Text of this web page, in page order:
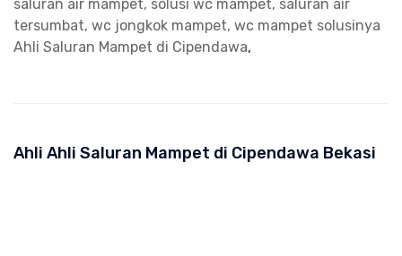
saluran air mampet, solusi wc mampet, saluran air
tersumbat, wc jongkok mampet, wc mampet solusinya
Ahli Saluran Mampet di Cipendawa,
Ahli Ahli Saluran Mampet di Cipendawa Bekasi